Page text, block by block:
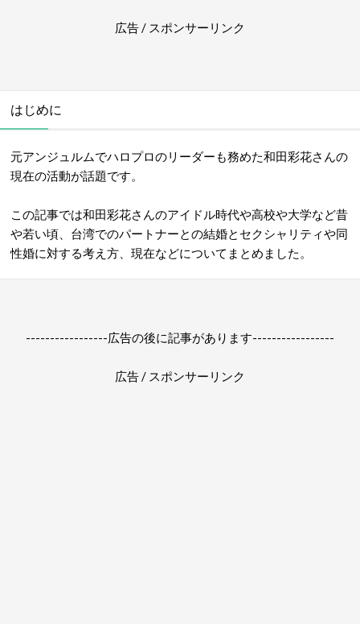
広告 / スポンサーリンク
はじめに
元アンジュルムでハロプロのリーダーも務めた和田彩花さんの
現在の活動が話題です。
この記事では和田彩花さんのアイドル時代や高校や大学など昔
や若い頃、台湾でのパートナーとの結婚とセクシャリティや同
性婚に対する考え方、現在などについてまとめました。
-----------------広告の後に記事があります-----------------
広告 / スポンサーリンク